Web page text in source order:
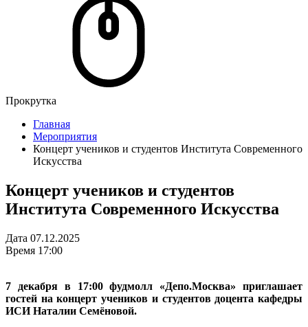
Прокрутка
Главная
Мероприятия
Концерт учеников и студентов Института Современного
Искусства
Концерт учеников и студентов
Института Современного Искусства
Дата 07.12.2025
Время 17:00
7 декабря в 17:00 фудмолл «Депо.Москва» приглашает
гостей на концерт учеников и студентов доцента кафедры
ИСИ Наталии Семёновой.